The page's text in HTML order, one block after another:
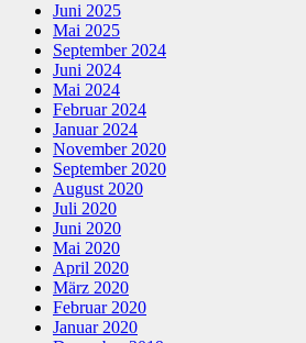
Juni 2025
Mai 2025
September 2024
Juni 2024
Mai 2024
Februar 2024
Januar 2024
November 2020
September 2020
August 2020
Juli 2020
Juni 2020
Mai 2020
April 2020
März 2020
Februar 2020
Januar 2020